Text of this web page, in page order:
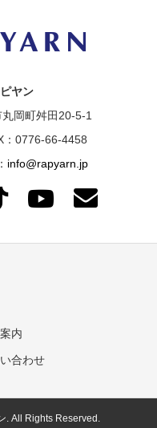
ヤン
岡町舛田20-5-1
0776-66-4458
info@rapyarn.jp
内
合わせ
. All Rights Reserved.